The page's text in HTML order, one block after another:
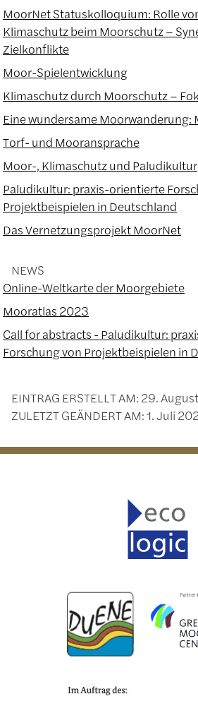
MoorNet Statuskolloquium: Rolle
Klimaschutz beim Moorschutz –
Zielkonflikte
Moor-Spielentwicklung
Klimaschutz durch Moorschutz –
Eine wundersame Moorwanderung:
Torf- und Mooransprache
Moor-, Klimaschutz und Paludikultur
Paludikultur: praxis-orientierte
Projektbeispielen in Deutschland
Das Vernetzungsprojekt MoorNet
NEWS
Online-Weltkarte der Moorgebiete
Mooratlas 2023
Call for abstracts - Paludikultur:
Forschung von Projektbeispielen in
EINTRAG ERSTELLT AM: 29.
ZULETZT GEÄNDERT AM:1. Juli